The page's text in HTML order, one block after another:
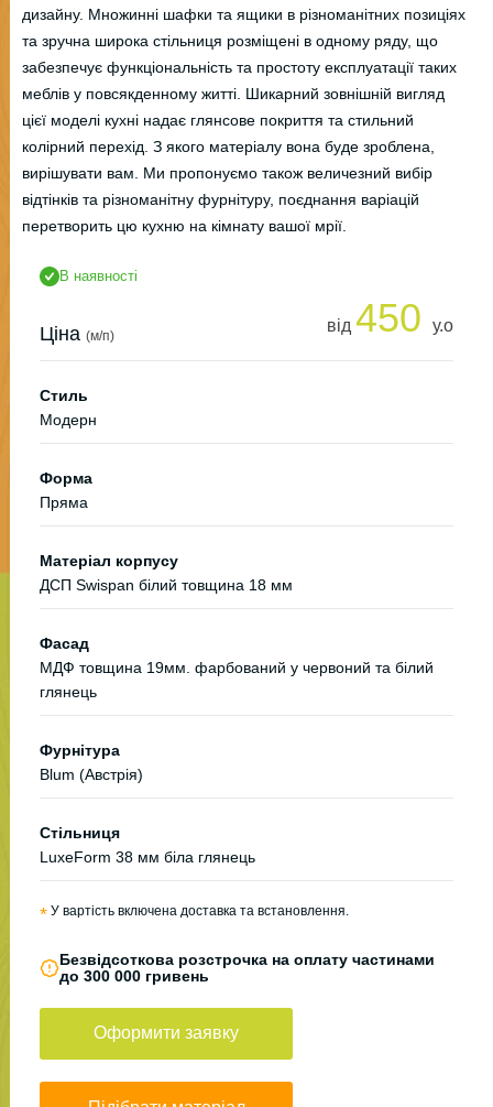
дизайну. Множинні шафки та ящики в різноманітних позиціях
та зручна широка стільниця розміщені в одному ряду, що
забезпечує функціональність та простоту експлуатації таких
меблів у повсякденному житті. Шикарний зовнішній вигляд
цієї моделі кухні надає глянсове покриття та стильний
колірний перехід. З якого матеріалу вона буде зроблена,
вирішувати вам. Ми пропонуємо також величезний вибір
відтінків та різноманітну фурнітуру, поєднання варіацій
перетворить цю кухню на кімнату вашої мрії.
В наявності
Ціна (м/п)
від 450 у.о
Стиль
Модерн
Форма
Пряма
Матеріал корпусу
ДСП Swispan білий товщина 18 мм
Фасад
МДФ товщина 19мм. фарбований у червоний та білий
глянець
Фурнітура
Blum (Австрія)
Стільниця
LuxeForm 38 мм біла глянець
* У вартість включена доставка та встановлення.
Безвідсоткова розстрочка на оплату частинами
до 300 000 гривень
Оформити заявку